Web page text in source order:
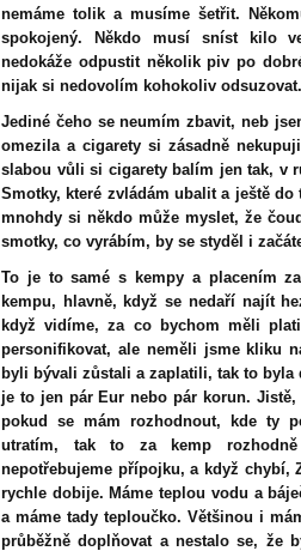
nemáme tolik a musíme šetřit.
spokojený. Někdo musí sníst kilo
nedokáže odpustit několik piv po
nijak si nedovolím kohokoliv
Jediné čeho se neumím zbavit, neb
omezila a cigarety si zásadně
slabou vůli si cigarety balím jen tak, v
Smotky, které zvládám ubalit a ještě
mnohdy si někdo může myslet, že
smotky, co vyrábím, by se styděl i
To je to samé s kempy a placením
kempu, hlavně, když se nedaří najít
když vidíme, za co bychom měli
personifikovat, ale neměli jsme kliku
byli bývali zůstali a zaplatili, tak to
je to jen pár Eur nebo pár korun.
pokud se mám rozhodnout, kde ty
utratím, tak to za kemp
nepotřebujeme přípojku, a když chybí,
rychle dobije. Máme teplou vodu a
a máme tady teploučko. Většinou i
průběžně doplňovat a nestalo se, že